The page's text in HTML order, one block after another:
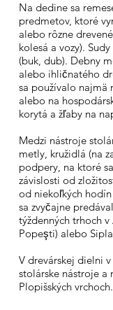
Na dedine sa
predmetov, ktoré
alebo rôzne
kolesá a vozy).
(buk, dub). Debny
alebo ihličnatého
sa používalo najmä
alebo na
korytá a žľaby na
Medzi nástroje
metly, kružidlá (na
podpery, na ktoré
závislosti od
od niekoľkých
sa zvyčajne
týždenných trhoch
Popeşti) alebo
V drevárskej dielni
stolárske nástroje a
Plopišských vrchoch.